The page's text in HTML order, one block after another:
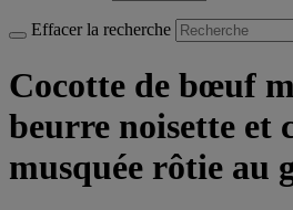
Effacer la recherche
Cocotte de bœuf
beurre noisette et
musquée rôtie au